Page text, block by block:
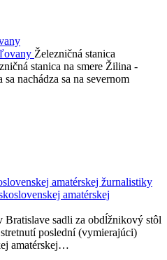
Železničná stanica
stanica na smere Žilina -
nachádza sa na severnom
amatérskej žurnalistiky
Bratislave sadli za obdĺžnikový stôl
poslední (vymierajúci)
amatérskej…